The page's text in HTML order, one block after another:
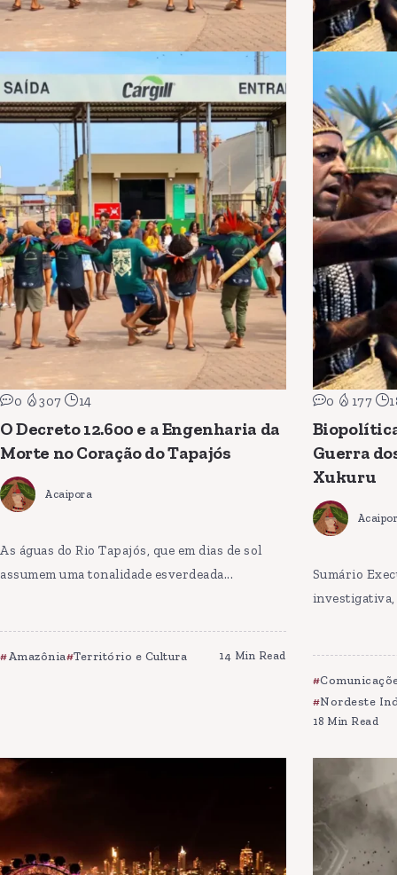
0 307 14
O Decreto 12.600 e a Engenharia da
Morte no Coração do Tapajós
Acaipora
As águas do Rio Tapajós, que em dias de sol
assumem uma tonalidade esverdeada...
Amazônia Território e Cultura 14 Min Read
0 177
Guerra
Xukuru
Sumário
investigativa,
Nordeste
18 Min Read